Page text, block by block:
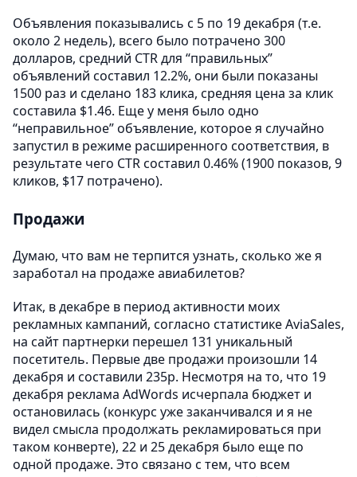
Объявления показывались с 5 по 19 декабря (т.е.
около 2 недель), всего было потрачено 300
долларов, средний CTR для “правильных”
объявлений составил 12.2%, они были показаны
1500 раз и сделано 183 клика, средняя цена за клик
составила $1.46. Еще у меня было одно
“неправильное” объявление, которое я случайно
запустил в режиме расширенного соответствия, в
результате чего CTR составил 0.46% (1900 показов, 9
кликов, $17 потрачено).
Продажи
Думаю, что вам не терпится узнать, сколько же я
заработал на продаже авиабилетов?
Итак, в декабре в период активности моих
рекламных кампаний, согласно статистике AviaSales,
на сайт партнерки перешел 131 уникальный
посетитель. Первые две продажи произошли 14
декабря и составили 235р. Несмотря на то, что 19
декабря реклама AdWords исчерпала бюджет и
остановилась (конкурс уже заканчивался и я не
видел смысла продолжать рекламироваться при
таком конверте), 22 и 25 декабря было еще по
одной продаже. Это связано с тем, что всем